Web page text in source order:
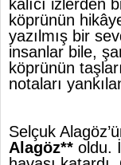
kalıcı izlerden
köprünün
yazılmış bir
insanlar bile,
köprünün
notaları
Selçuk
Alagöz** oldu.